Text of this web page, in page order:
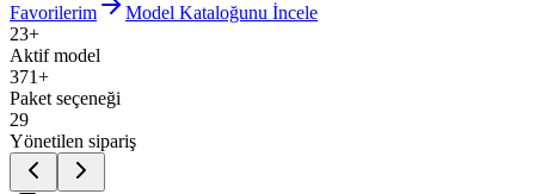
Favorilerim
Model Kataloğunu İncele
23+
Aktif model
371+
Paket seçeneği
29
Yönetilen sipariş